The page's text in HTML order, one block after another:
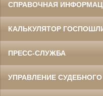
СПРАВОЧНАЯ
КАЛЬКУЛЯТОР
ПРЕСС-СЛУЖБА
УПРАВЛЕНИЕ